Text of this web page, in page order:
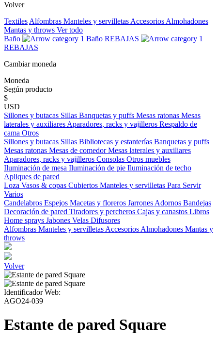
Volver
Textiles Alfombras Manteles y servilletas Accesorios Almohadones
Mantas y throws Ver todo
Baño
Baño REBAJAS
REBAJAS
Cambiar moneda
Moneda
Según producto
$
USD
Sillones y butacas Sillas Banquetas y puffs Mesas ratonas Mesas
laterales y auxiliares Aparadores, racks y vajilleros Respaldo de
cama Otros
Sillones y butacas Sillas Bibliotecas y estanterías Banquetas y puffs
Mesas ratonas Mesas de comedorMesas laterales y auxiliares
Aparadores, racks y vajilleros Consolas Otros muebles
Iluminación de mesa Iluminación de pie Iluminación de techo
Apliques de pared
Loza Vasos & copas Cubiertos Manteles y servilletas Para Servir
Varios
Candelabros Espejos Macetas y floreros Jarrones Adornos Bandejas
Decoración de pared Tiradores y percheros Cajas y canastos Libros
Home sprays Jabones Velas Difusores
Alfombras Manteles y servilletas Accesorios Almohadones Mantas y
throws
Volver
Identificador Web:
AGO24-039
Estante de pared Square